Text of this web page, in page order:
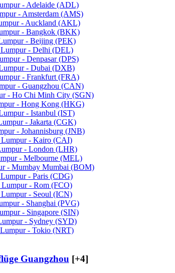
- Adelaide (ADL)
- Amsterdam (AMS)
- Auckland (AKL)
- Bangkok (BKK)
- Beijing (PEK)
- Delhi (DEL)
- Denpasar (DPS)
- Dubai (DXB)
- Frankfurt (FRA)
- Guangzhou (CAN)
- Ho Chi Minh City (SGN)
- Hong Kong (HKG)
- Istanbul (IST)
- Jakarta (CGK)
- Johannisburg (JNB)
- Kairo (CAI)
- London (LHR)
- Melbourne (MEL)
- Mumbay Mumbai (BOM)
- Paris (CDG)
- Rom (FCO)
- Seoul (ICN)
- Shanghai (PVG)
- Singapore (SIN)
- Sydney (SYD)
- Tokio (NRT)
Guangzhou [+4]